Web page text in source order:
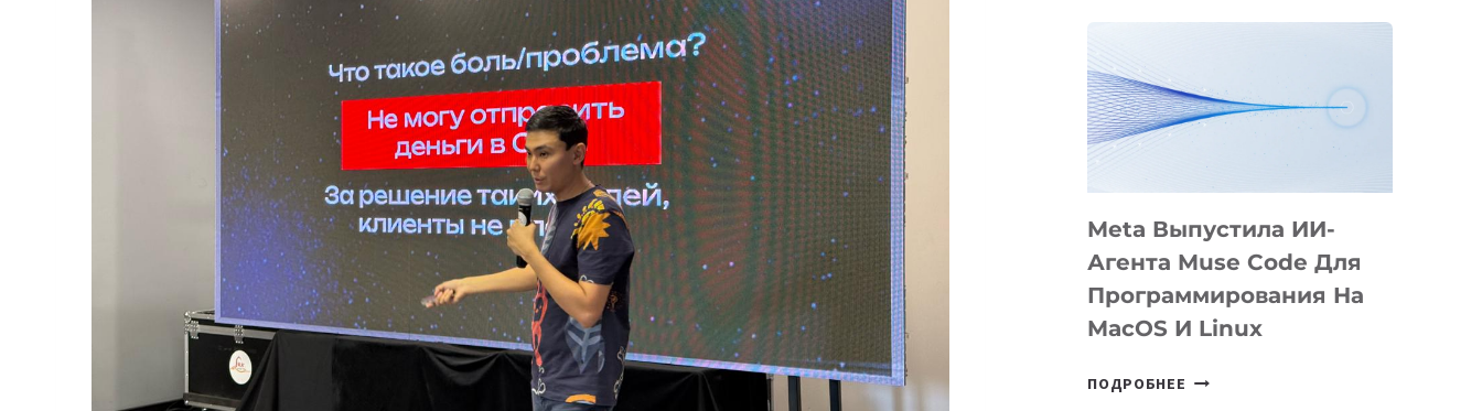
BÖRÜ
НА
Meta Выпустила ИИ-
Агента Muse Code Для
Программирования На
MacOS И Linux
ПОДРОБНЕЕ META